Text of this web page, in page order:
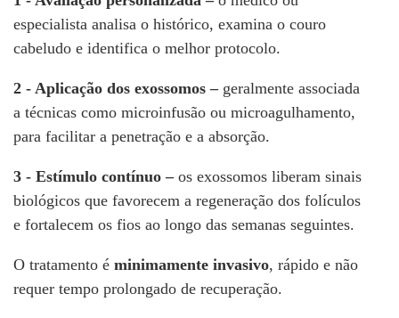
especialista analisa o histórico, examina o couro
cabeludo e identifica o melhor protocolo.
2 - Aplicação dos exossomos –geralmente associada
a técnicas como microinfusão ou microagulhamento,
para facilitar a penetração e a absorção.
3 - Estímulo contínuo –os exossomos liberam sinais
biológicos que favorecem a regeneração dos folículos
e fortalecem os fios ao longo das semanas seguintes.
O tratamento é minimamente invasivo, rápido e não
requer tempo prolongado de recuperação.